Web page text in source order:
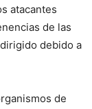
atacantes
de las
debido a
de